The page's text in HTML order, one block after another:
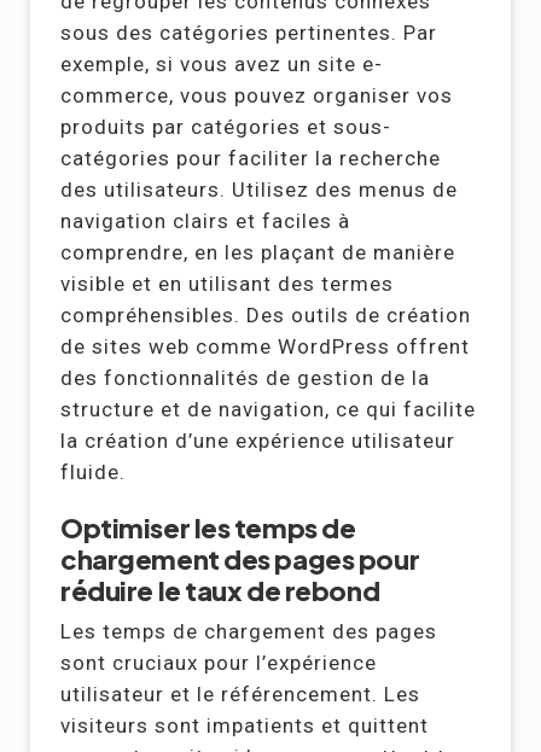
sous des catégories pertinentes. Par
exemple, si vous avez un site e-
commerce, vous pouvez organiser vos
produits par catégories et sous-
catégories pour faciliter la recherche
des utilisateurs. Utilisez des menus de
navigation clairs et faciles à
comprendre, en les plaçant de manière
visible et en utilisant des termes
compréhensibles. Des outils de création
de sites web comme WordPress offrent
des fonctionnalités de gestion de la
structure et de navigation, ce qui facilite
la création d’une expérience utilisateur
fluide.
Optimiser les temps de
chargement des pages pour
réduire le taux de rebond
Les temps de chargement des pages
sont cruciaux pour l’expérience
utilisateur et le référencement. Les
visiteurs sont impatients et quittent